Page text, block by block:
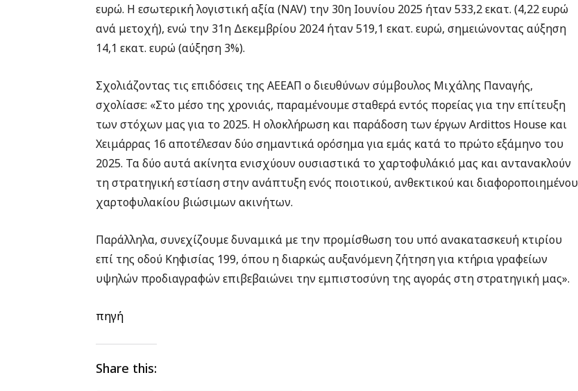
ευρώ. Η εσωτερική λογιστική αξία (NAV) την 30η Ιουνίου 2025 ήταν 533,2 εκατ. (4,22 ευρώ
ανά μετοχή), ενώ την 31η Δεκεμβρίου 2024 ήταν 519,1 εκατ. ευρώ, σημειώνοντας αύξηση
14,1 εκατ. ευρώ (αύξηση 3%).
Σχολιάζοντας τις επιδόσεις της ΑΕΕΑΠ ο διευθύνων σύμβουλος Μιχάλης Παναγής,
σχολίασε: «Στο μέσο της χρονιάς, παραμένουμε σταθερά εντός πορείας για την επίτευξη
των στόχων μας για το 2025. Η ολοκλήρωση και παράδοση των έργων Ardittos House και
Χειμάρρας 16 αποτέλεσαν δύο σημαντικά ορόσημα για εμάς κατά το πρώτο εξάμηνο του
2025. Τα δύο αυτά ακίνητα ενισχύουν ουσιαστικά το χαρτοφυλάκιό μας και αντανακλούν
τη στρατηγική εστίαση στην ανάπτυξη ενός ποιοτικού, ανθεκτικού και διαφοροποιημένου
χαρτοφυλακίου βιώσιμων ακινήτων.
Παράλληλα, συνεχίζουμε δυναμικά με την προμίσθωση του υπό ανακατασκευή κτιρίου
επί της οδού Κηφισίας 199, όπου η διαρκώς αυξανόμενη ζήτηση για κτήρια γραφείων
υψηλών προδιαγραφών επιβεβαιώνει την εμπιστοσύνη της αγοράς στη στρατηγική μας».
πηγή
Share this: